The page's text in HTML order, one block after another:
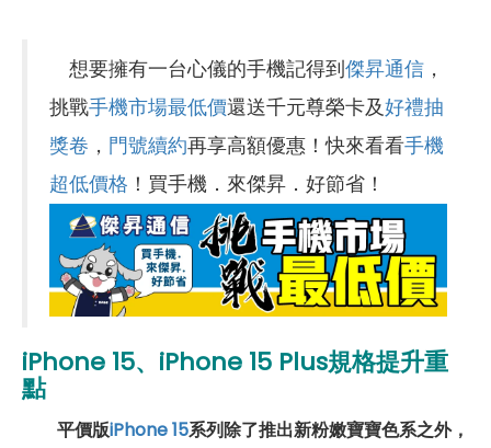
想要擁有一台心儀的手機記得到傑昇通信 ，
挑戰手機市場最低價還送千元尊榮卡及好禮抽
獎卷 ， 門號續約再享高額優惠！快來看看手機
超低價格 ！買手機．來傑昇．好節省！
iPhone 15、iPhone 15 Plus規格提升重
點
平價版iPhone 15系列除了推出新粉嫩寶寶色系之外，